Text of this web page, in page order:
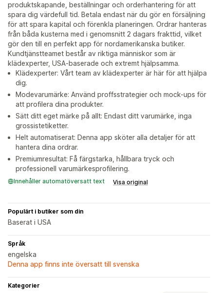
produktskapande, beställningar och orderhantering för att
spara dig värdefull tid. Betala endast när du gör en försäljning
för att spara kapital och förenkla planeringen. Ordrar hanteras
från båda kusterna med i genomsnitt 2 dagars frakttid, vilket
gör den till en perfekt app för nordamerikanska butiker.
Kundtjänstteamet består av riktiga människor som är
klädexperter, USA-baserade och extremt hjälpsamma.
Klädexperter: Vårt team av klädexperter är här för att hjälpa
dig.
Modevarumärke: Använd proffsstrategier och mock-ups för
att profilera dina produkter.
Sätt ditt eget märke på allt: Endast ditt varumärke, inga
grossistetiketter.
Helt automatiserat: Denna app sköter alla detaljer för att
hantera dina ordrar.
Premiumresultat: Få färgstarka, hållbara tryck och
professionell varumärkesprofilering.
Innehåller automatöversatt text Visa original
Populärt i butiker som din
Baserat i USA
Språk
engelska
Denna app finns inte översatt till svenska
Kategorier